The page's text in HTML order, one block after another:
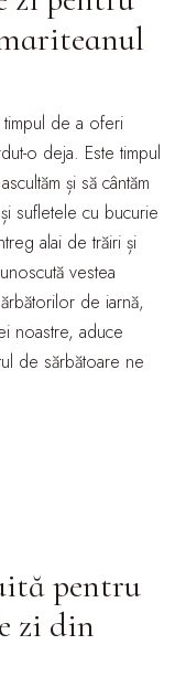
timpul de a oferi
o deja. Este timpul
și să cântăm
sufletele cu bucurie
alai de trăiri și
vestea
de iarnă,
noastre, aduce
de sărbătoare ne
pentru
zi din